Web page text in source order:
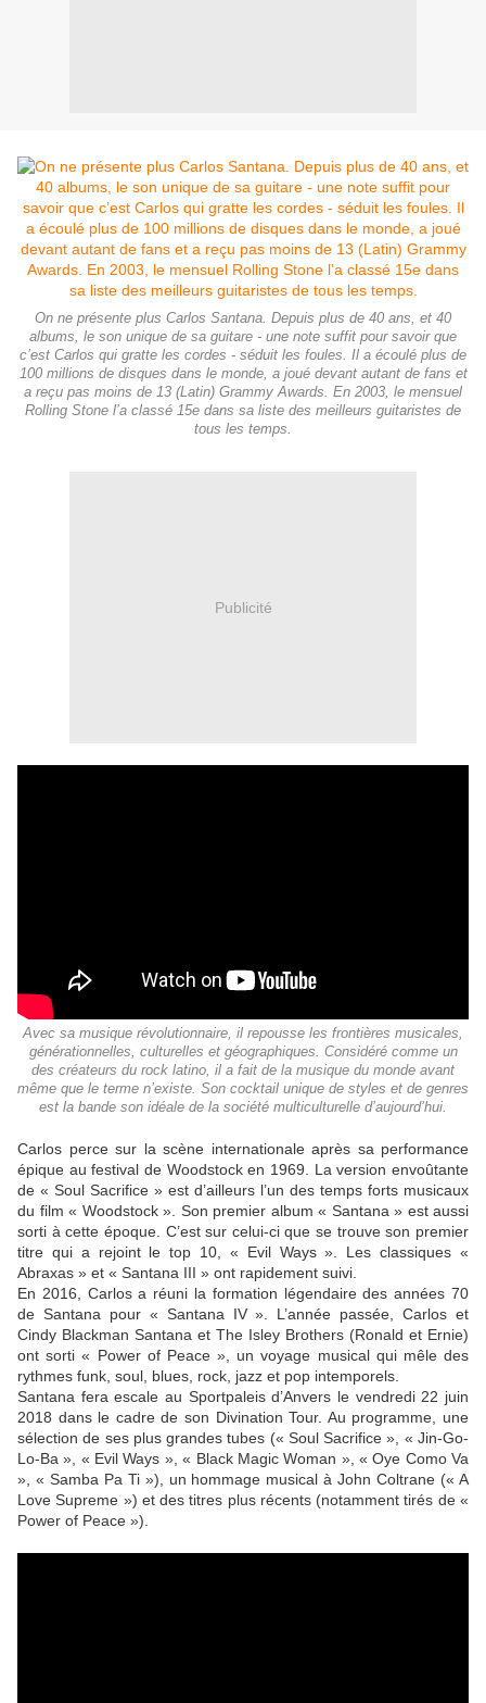
On ne présente plus Carlos Santana. Depuis plus de 40 ans, et 40
albums, le son unique de sa guitare - une note suffit pour savoir que
c’est Carlos qui gratte les cordes - séduit les foules. Il a écoulé plus de
100 millions de disques dans le monde, a joué devant autant de fans et
a reçu pas moins de 13 (Latin) Grammy Awards. En 2003, le mensuel
Rolling Stone l’a classé 15e dans sa liste des meilleurs guitaristes de
tous les temps.
Publicité
Avec sa musique révolutionnaire, il repousse les frontières musicales,
générationnelles, culturelles et géographiques. Considéré comme un
des créateurs du rock latino, il a fait de la musique du monde avant
même que le terme n’existe. Son cocktail unique de styles et de genres
est la bande son idéale de la société multiculturelle d’aujourd’hui.
Carlos perce sur la scène internationale après sa performance
épique au festival de Woodstock en 1969. La version envoûtante
de « Soul Sacrifice » est d’ailleurs l’un des temps forts musicaux
du film « Woodstock ». Son premier album « Santana » est aussi
sorti à cette époque. C’est sur celui-ci que se trouve son premier
titre qui a rejoint le top 10, « Evil Ways ». Les classiques «
Abraxas » et « Santana III » ont rapidement suivi.
En 2016, Carlos a réuni la formation légendaire des années 70
de Santana pour « Santana IV ». L’année passée, Carlos et
Cindy Blackman Santana et The Isley Brothers (Ronald et Ernie)
ont sorti « Power of Peace », un voyage musical qui mêle des
rythmes funk, soul, blues, rock, jazz et pop intemporels.
Santana fera escale au Sportpaleis d’Anvers le vendredi 22 juin
2018 dans le cadre de son Divination Tour. Au programme, une
sélection de ses plus grandes tubes (« Soul Sacrifice », « Jin-Go-
Lo-Ba », « Evil Ways », « Black Magic Woman », « Oye Como Va
», « Samba Pa Ti »), un hommage musical à John Coltrane (« A
Love Supreme ») et des titres plus récents (notamment tirés de «
Power of Peace »).